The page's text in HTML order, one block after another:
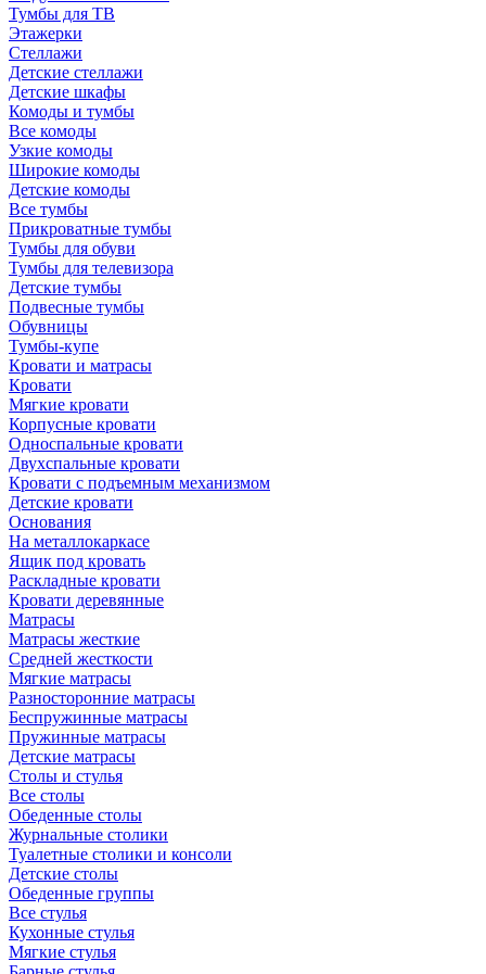
Тумбы для ТВ
Этажерки
Стеллажи
Детские стеллажи
Детские шкафы
Комоды и тумбы
Все комоды
Узкие комоды
Широкие комоды
Детские комоды
Все тумбы
Прикроватные тумбы
Тумбы для обуви
Тумбы для телевизора
Детские тумбы
Подвесные тумбы
Обувницы
Тумбы-купе
Кровати и матрасы
Кровати
Мягкие кровати
Корпусные кровати
Односпальные кровати
Двухспальные кровати
Кровати с подъемным механизмом
Детские кровати
Основания
На металлокаркасе
Ящик под кровать
Раскладные кровати
Кровати деревянные
Матрасы
Матрасы жесткие
Средней жесткости
Мягкие матрасы
Разносторонние матрасы
Беспружинные матрасы
Пружинные матрасы
Детские матрасы
Столы и стулья
Все столы
Обеденные столы
Журнальные столики
Туалетные столики и консоли
Детские столы
Обеденные группы
Все стулья
Кухонные стулья
Мягкие стулья